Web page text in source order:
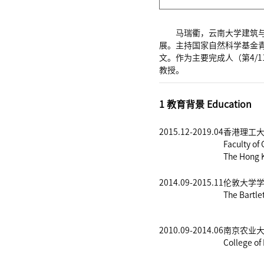
马瑞衢，云南大学建筑
展。主持国家自然科学基金
文。作为主要完成人（第4/
教授。
1 教育背景 Education
2015.12-2019.04香港理工
Faculty of
The
2014.09-2015.11 伦敦大学
The
2010.09-2014.06南京农业
College of